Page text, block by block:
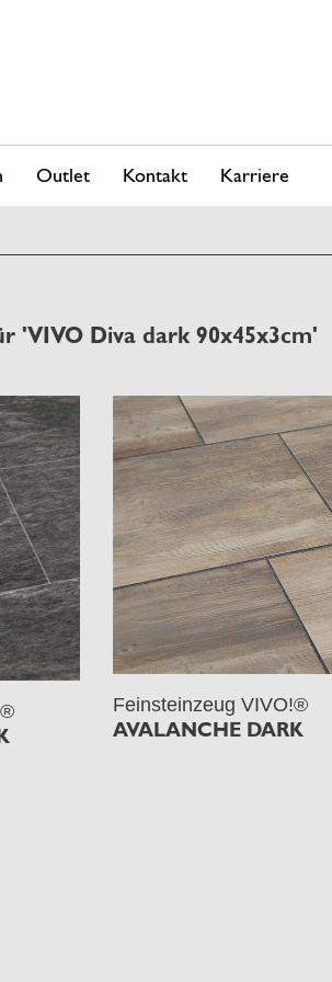
Outlet Kontakt Karriere
'VIVO Diva dark 90x45x3cm'
Feinsteinzeug VIVO!®
AVALANCHE DARK